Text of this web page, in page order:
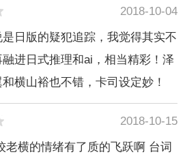
2018-10-04
日版的疑犯追踪，我觉得其实不
进日式推理和ai，相当精彩！泽
横山裕也不错，卡司设定妙！
2018-10-15
老横的情绪有了质的飞跃啊 台词